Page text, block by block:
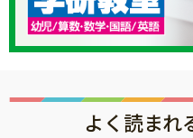
よく読まれ